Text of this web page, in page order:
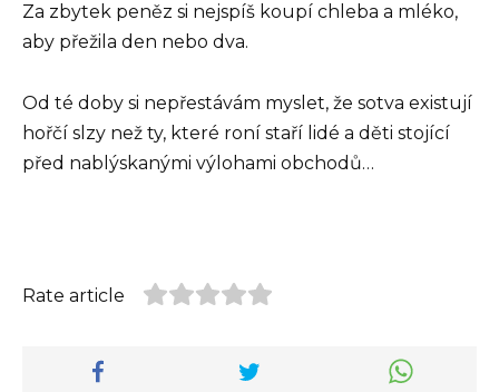
Za zbytek peněz si nejspíš koupí chleba a mléko,
aby přežila den nebo dva.
Od té doby si nepřestávám myslet, že sotva existují
hořčí slzy než ty, které roní staří lidé a děti stojící
před nablýskanými výlohami obchodů…
Rate article